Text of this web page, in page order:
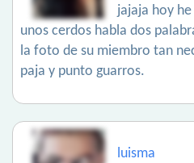
jajaja hoy
unos cerdos habla dos
la foto de su miembro tan
paja y punto guarros.
luisma